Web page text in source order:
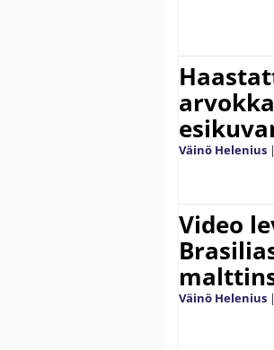
Väinö Helenius |
Video
Väinö Helenius |